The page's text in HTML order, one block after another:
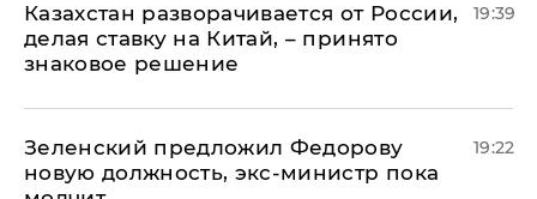
Казахстан разворачивается от России,
делая ставку на Китай, – принято
знаковое решение
19:39
Зеленский предложил Федорову
новую должность, экс-министр пока
19:22